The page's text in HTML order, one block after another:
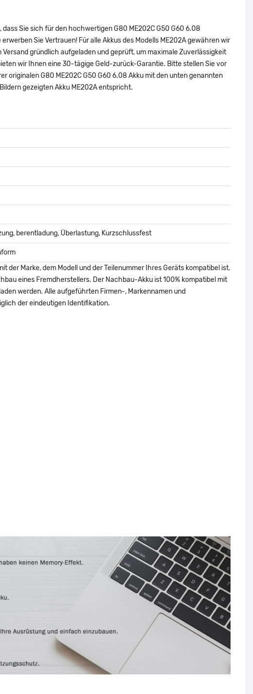
Sie sich für den hochwertigen G80 ME202C G50 G60 6.08
Sie Vertrauen! Für alle Akkus des Modells ME202A gewähren wir
gründlich aufgeladen und geprüft, um maximale Zuverlässigkeit
wir Ihnen eine 30-tägige Geld-zurück-Garantie. Bitte stellen Sie vor
originalen G80 ME202C G50 G60 6.08 Akku mit den unten genannten
gezeigten Akku ME202A entspricht.
berentladung, Überlastung, Kurzschlussfest
der Marke, dem Modell und der Teilenummer Ihres Geräts kompatibel ist.
eines Fremdherstellers. Der Nachbau-Akku ist 100% kompatibel mit
werden. Alle aufgeführten Firmen-, Markennamen und
der eindeutigen Identifikation.